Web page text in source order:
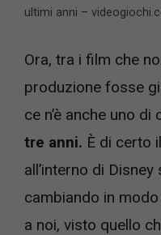
ultimi anni –
Ora, tra i film che
produzione fosse
ce n’è anche uno
tre anni. È di certo
all’interno di
cambiando in
a noi, visto quello